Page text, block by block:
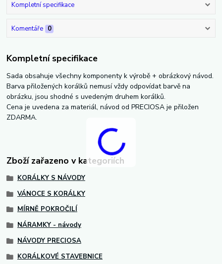
Kompletní specifikace
Komentáře 0
Kompletní specifikace
Sada obsahuje všechny komponenty k výrobě + obrázkový návod.
Barva přiložených korálků nemusí vždy odpovídat barvě na
obrázku, jsou shodné s uvedeným druhem korálků.
Cena je uvedena za materiál, návod od PRECIOSA je přiložen
ZDARMA.
Zboží zařazeno v kategoriích
KORÁLKY S NÁVODY
VÁNOCE S KORÁLKY
MÍRNĚ POKROČILÍ
NÁRAMKY - návody
NÁVODY PRECIOSA
KORÁLKOVÉ STAVEBNICE